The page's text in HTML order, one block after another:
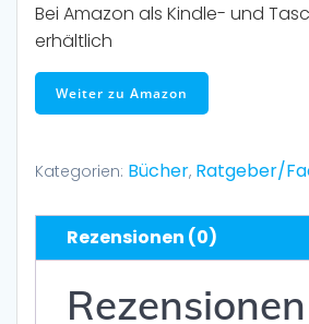
Bei Amazon als Kindle- und
erhältlich
Weiter zu Amazon
Kategorien: Bücher, Ratgeber/
Rezensionen (0)
Rezensionen